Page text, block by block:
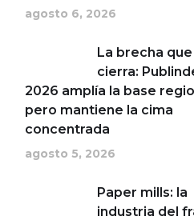
agosto 6, 2026
La brecha
cierra:
2026 amplía la base
pero mantiene la cima
concentrada
agosto 5, 2026
Paper mills: la
industria del